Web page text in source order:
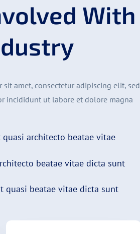
With
sit amet, consectetur adipiscing elit, sed
incididunt ut labore et dolore magna
quasi architecto beatae vitae
beatae vitae dicta sunt
quasi beatae vitae dicta sunt